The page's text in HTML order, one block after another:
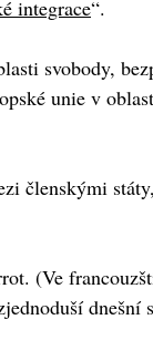
integrace“.
svobody,
unie v
členskými
(Ve
dnešní